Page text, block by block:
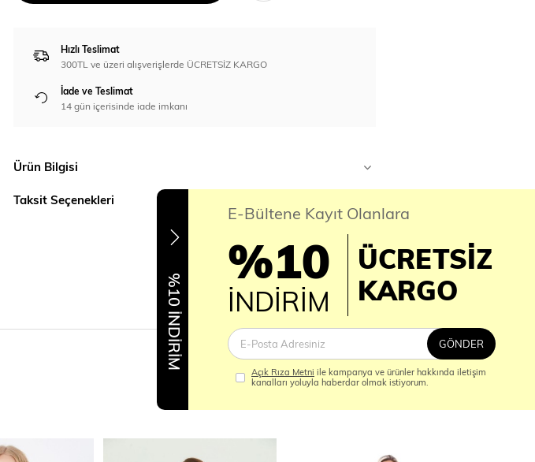
Hızlı Teslimat
300TL ve üzeri alışverişlerde ÜCRETSİZ KARGO
İade ve Teslimat
14 gün içerisinde iade imkanı
Ürün Bilgisi
Taksit Seçenekleri
%10 İNDİRİM
E-Bültene Kayıt Olanlara
%10
İNDİRİM
ÜCRETSİZ
KARGO
GÖNDER
Açık Rıza Metni ile kampanya ve ürünler hakkında iletişim
kanalları yoluyla haberdar olmak istiyorum.